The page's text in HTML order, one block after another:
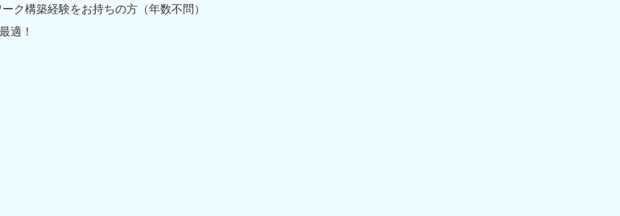
ク構築経験をお持ちの方（年数不問）
適！